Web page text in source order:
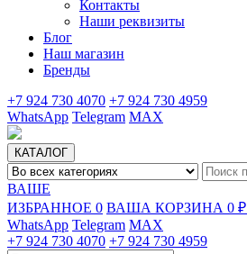
Контакты
Наши реквизиты
Блог
Наш магазин
Бренды
+7 924 730 4070 +7 924 730 4959
WhatsApp Telegram MAX
КАТАЛОГ
ВАШЕ
ИЗБРАННОЕ 0 ВАША КОРЗИНА 0 ₽
WhatsApp Telegram MAX
+7 924 730 4070 +7 924 730 4959